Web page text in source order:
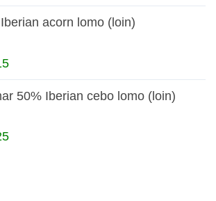
acorn lomo (loin)
50% Iberian cebo lomo (loin)